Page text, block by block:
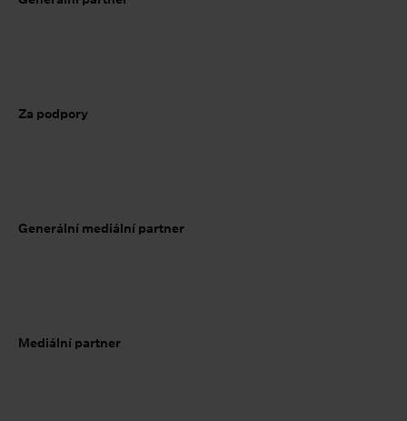
Za podpory
Generální mediální partner
Mediální partner